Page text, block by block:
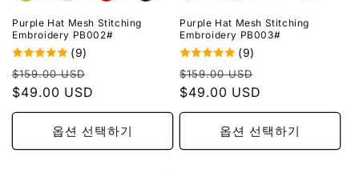
Purple Hat Mesh Stitching
Embroidery PB002#
(9)
정
가
$159.00 USD
가
$49.00 USD
옵션 선택하기
Purple Hat Mesh Stitching
Embroidery PB003#
(9)
정
가
$159.00 USD
가
$49.00 USD
옵션 선택하기